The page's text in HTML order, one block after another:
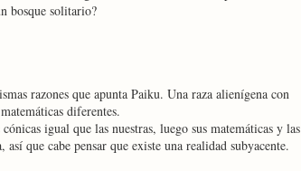
bosque solitario?
razones que apunta Paiku. Una raza alienígena con
diferentes.
igual que las nuestras, luego sus matemáticas y las
que cabe pensar que existe una realidad subyacente.